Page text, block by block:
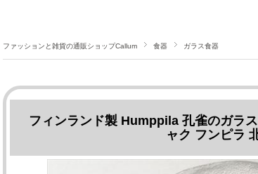
ファッションと雑貨の通販ショップCallum 食器 ガラス食器
フィンランド製 Humppila 孔雀のガラ
ャク フンピラ